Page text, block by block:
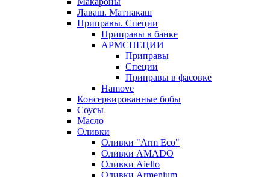
Лаваш. Матнакаш
Приправы. Специи
Приправы в банке
АРМСПЕЦИИ
Приправы
Специи
Приправы в фасовке
Hamove
Консервированные бобы
Соусы
Масло
Оливки
Оливки "Arm Eco"
Оливки AMADO
Оливки Aiello
Оливки Armenium